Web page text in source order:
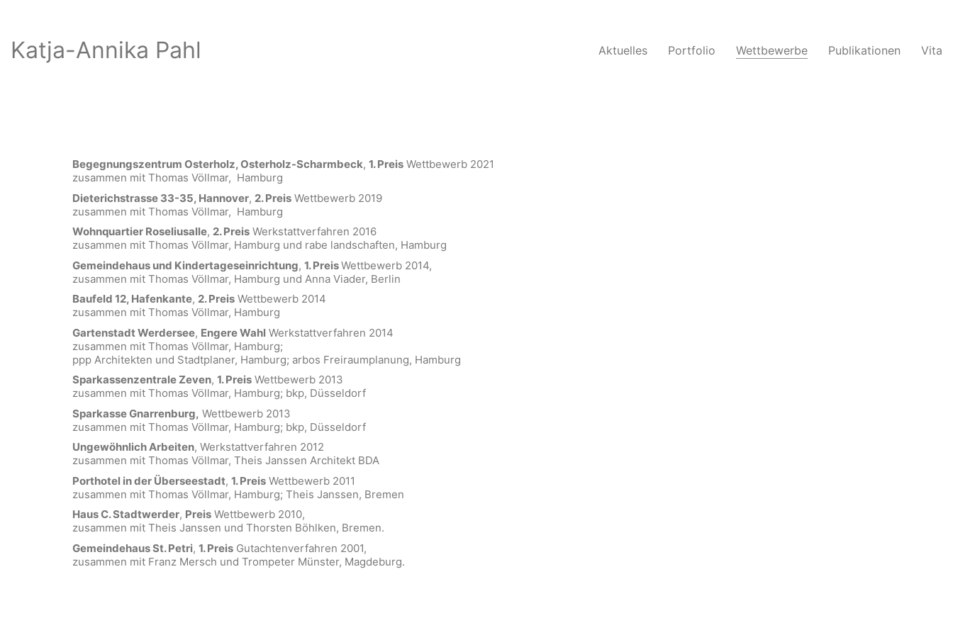
Katja-Annika Pahl Aktuelles Portfolio Wettbewerbe Publikationen Vita
Begegnungszentrum Osterholz, Osterholz-Scharmbeck, 1. Preis Wettbewerb 2021
zusammen mit Thomas Völlmar, Hamburg
Dieterichstrasse 33-35, Hannover, 2. Preis Wettbewerb 2019
zusammen mit Thomas Völlmar, Hamburg
Wohnquartier Roseliusalle, 2. Preis Werkstattverfahren 2016
zusammen mit Thomas Völlmar, Hamburg und rabe landschaften, Hamburg
Gemeindehaus und Kindertageseinrichtung, 1. PreisWettbewerb 2014,
zusammen mit Thomas Völlmar, Hamburg und Anna Viader, Berlin
Baufeld 12, Hafenkante, 2. Preis Wettbewerb 2014
zusammen mit Thomas Völlmar, Hamburg
Gartenstadt Werdersee, Engere Wahl Werkstattverfahren 2014
zusammen mit Thomas Völlmar, Hamburg;
ppp Architekten und Stadtplaner, Hamburg; arbos Freiraumplanung, Hamburg
Sparkassenzentrale Zeven, 1. Preis Wettbewerb 2013
zusammen mit Thomas Völlmar, Hamburg; bkp, Düsseldorf
Sparkasse Gnarrenburg, Wettbewerb 2013
zusammen mit Thomas Völlmar, Hamburg; bkp, Düsseldorf
Ungewöhnlich Arbeiten, Werkstattverfahren 2012
zusammen mit Thomas Völlmar, Theis Janssen Architekt BDA
Porthotel in der Überseestadt, 1. Preis Wettbewerb 2011
zusammen mit Thomas Völlmar, Hamburg; Theis Janssen, Bremen
Haus C. Stadtwerder, Preis Wettbewerb 2010,
zusammen mit Theis Janssen und Thorsten Böhlken, Bremen.
Gemeindehaus St. Petri, 1. Preis Gutachtenverfahren 2001,
zusammen mit Franz Mersch und Trompeter Münster, Magdeburg.